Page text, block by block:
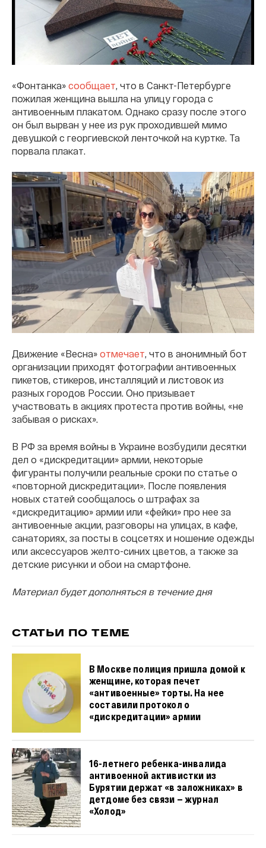
«Фонтанка» сообщает , что в Санкт-Петербурге
пожилая женщина вышла на улицу города с
антивоенным плакатом. Однако сразу после этого
он был вырван у нее из рук проходившей мимо
девушкой с георгиевской ленточкой на куртке. Та
порвала плакат.
Движение «Весна» отмечает , что в анонимный бот
организации приходят фотографии антивоенных
пикетов, стикеров, инсталляций и листовок из
разных городов России. Оно призывает
участвовать в акциях протеста против войны, «не
забывая о рисках».
В РФ за время войны в Украине возбудили десятки
дел о «дискредитации» армии, некоторые
фигуранты получили реальные сроки по статье о
«повторной дискредитации». После появления
новых статей сообщалось о штрафах за
«дискредитацию» армии или «фейки» про нее за
антивоенные акции, разговоры на улицах, в кафе,
санаториях, за посты в соцсетях и ношение одежды
или аксессуаров желто-синих цветов, а также за
детские рисунки и обои на смартфоне.
Материал будет дополняться в течение дня
СТАТЬИ ПО ТЕМЕ
В Москве полиция пришла домой к
женщине, которая печет
«антивоенные» торты. На нее
составили протокол о
«дискредитации» армии
16-летнего ребенка-инвалида
антивоенной активистки из
Бурятии держат «в заложниках» в
детдоме без связи — журнал
«Холод»